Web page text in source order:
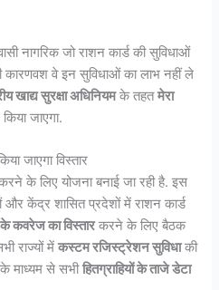
नागरिक जो राशन कार्ड की सुविधाओं
वे इन सुविधाओं का लाभ नहीं ले
खाद्य सुरक्षा अधिनियमके तहतमेरा
जाएगा.
जाएगा विस्तार
करने के लिए योजना बनाई जा रही है. इस
केंद्र शासित प्रदेशों में राशन कार्ड
कवरेज का विस्तारकरने के लिए बैठक
राज्यों मेंकस्टम रजिस्ट्रेशन सुविधाकी
माध्यम से सभीहितग्राहियों के ताजे डेटा